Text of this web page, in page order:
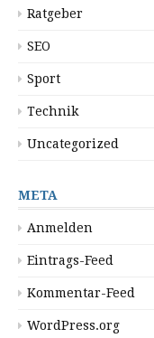
Ratgeber
SEO
Sport
Technik
Uncategorized
META
Anmelden
Eintrags-Feed
Kommentar-Feed
WordPress.org